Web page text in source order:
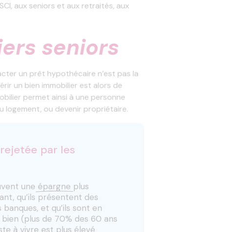
aux seniors et aux retraités, aux
seniors
un prêt hypothécaire n’est pas la
un bien immobilier est alors de
permet ainsi à une personne
logement, ou devenir propriétaire.
par les
une épargne plus
qu’ils présentent des
et qu’ils sont en
(plus de 70% des 60 ans
à vivre est plus élevé